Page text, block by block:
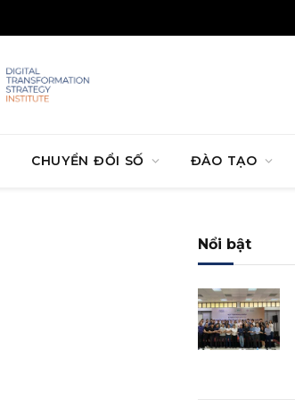
CHUYỂN ĐỔI SỐ ĐÀO TẠO
Nổi bật